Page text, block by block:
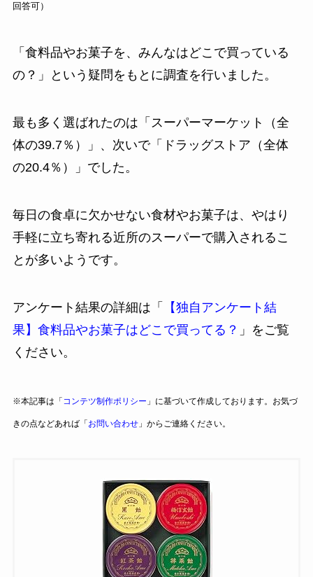
回答可）
「食料品やお菓子を、みんなはどこで買っている
の？」という疑問をもとに調査を行いました。
最も多く選ばれたのは「スーパーマーケット（全
体の39.7％）」、次いで「ドラッグストア（全体
の20.4％）」でした。
毎日の食卓に欠かせない食材やお菓子は、やはり
手軽に立ち寄れる近所のスーパーで購入されるこ
とが多いようです。
アンケート結果の詳細は「
【独自アンケート結
果】食料品やお菓子はどこで買ってる？ 」をご覧
ください。
※本記事は「 コンテツ制作ポリシー 」に基づいて作成しております。お気づ
きの点などあれば「お問い合わせ」からご連絡ください。